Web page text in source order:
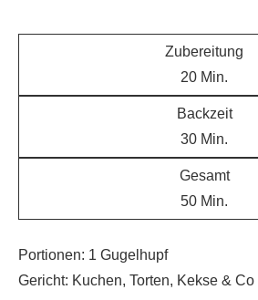
Zubereitung
20 Min.
Backzeit
30 Min.
Gesamt
50 Min.
Portionen: 1 Gugelhupf
Gericht: Kuchen, Torten, Kekse & Co